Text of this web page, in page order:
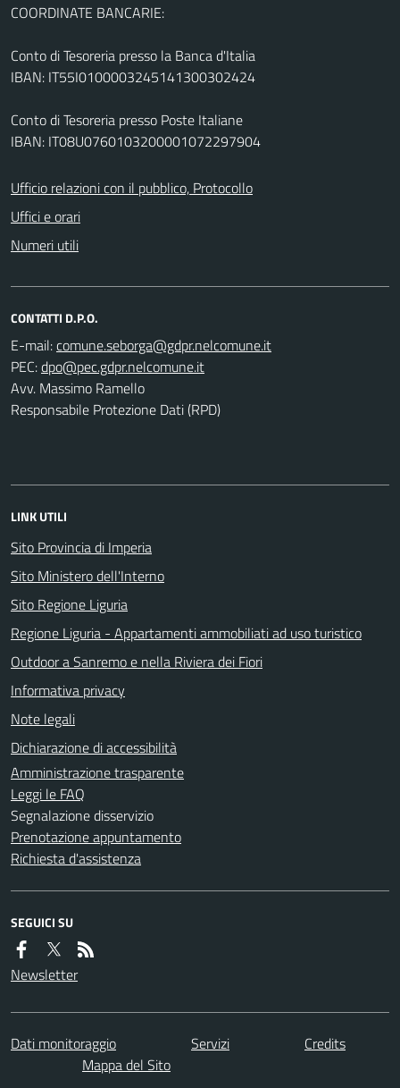
COORDINATE BANCARIE:
Conto di Tesoreria presso la Banca d'Italia
IBAN: IT55I0100003245141300302424
Conto di Tesoreria presso Poste Italiane
IBAN: IT08U0760103200001072297904
Ufficio relazioni con il pubblico, Protocollo
Uffici e orari
Numeri utili
CONTATTI D.P.O.
E-mail:
PEC:
Avv. Massimo Ramello
Responsabile Protezione Dati (RPD)
LINK UTILI
Sito Provincia di Imperia
Sito Ministero dell'Interno
Sito Regione Liguria
Regione Liguria - Appartamenti ammobiliati ad uso turistico
Outdoor a Sanremo e nella Riviera dei Fiori
Informativa privacy
Note legali
Dichiarazione di accessibilità
Amministrazione trasparente
Leggi le FAQ
Segnalazione disservizio
Prenotazione appuntamento
Richiesta d'assistenza
SEGUICI SU
Newsletter
Dati monitoraggio Servizi
Credits
Mappa del Sito